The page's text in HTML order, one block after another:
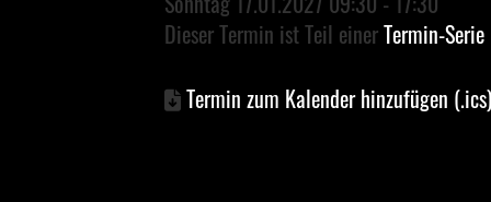
Dieser Termin ist Teil einerTermin-Serie
Termin zum Kalender hinzufügen (.ics)